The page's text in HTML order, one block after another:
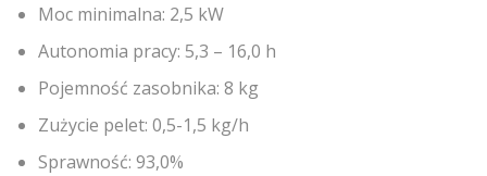
Moc minimalna: 2,5 kW
Autonomia pracy: 5,3 – 16,0 h
Pojemność zasobnika: 8 kg
Zużycie pelet: 0,5-1,5 kg/h
Sprawność: 93,0%